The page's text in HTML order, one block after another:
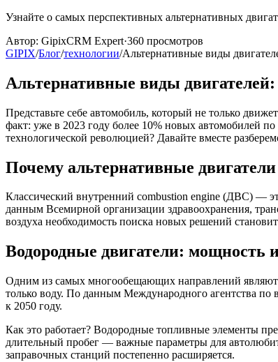
Узнайте о самых перспективных альтернативных
Автор: GipixCRM Expert·360 просмотров
GIPIX/Блог/технологии/Альтернативные виды
Альтернативные виды
Представьте себе автомобиль, который не только
факт: уже в 2023 году более 10% новых автомобилей
технологической революцией? Давайте вместе
Почему альтернативные
Классический внутренний combustion engine (ДВС) —
данным Всемирной организации здравоохранения,
воздуха необходимость поиска новых решений
Водородные двигатели: мощность
Одним из самых многообещающих направлений
только воду. По данным Международного агентства
к 2050 году.
Как это работает? Водородные топливные элементы
длительный пробег — важные параметры для
заправочных станций постепенно расширяется.